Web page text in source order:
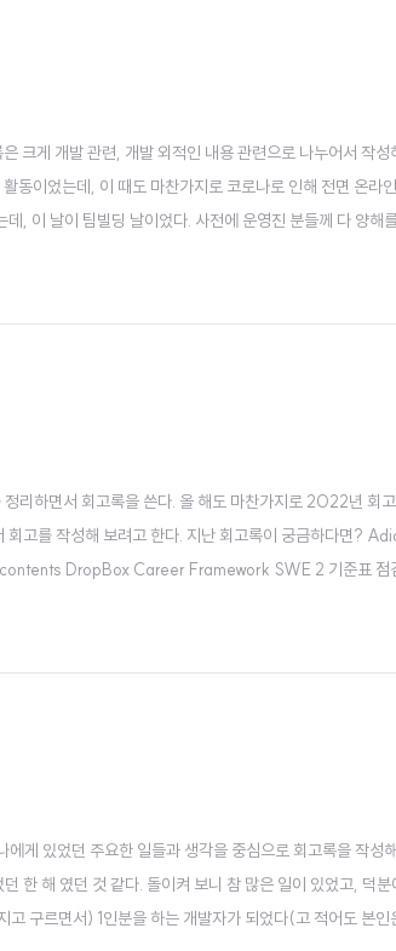
게 개발 관련, 개발 외적인 내용 관련으로 나누어서 작성
동이었는데, 이 때도 마찬가지로 코로나로 인해 전면 온라
, 이 날이 팀빌딩 날이었다. 사전에 운영진 분들께 다 양해
리하면서 회고록을 쓴다. 올 해도 마찬가지로 2022년 회
회고를 작성해 보려고 한다. 지난 회고록이 궁금하다면?
DropBox Career Framework SWE 2 기준표 점
게 있었던 주요한 일들과 생각을 중심으로 회고록을 작성
한 해 였던 것 같다. 돌이켜 보니 참 많은 일이 있었고, 덕
구르면서) 1인분을 하는 개발자가 되었다(고 적어도 본인